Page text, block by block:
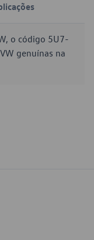
o código 5U7-
genuínas na